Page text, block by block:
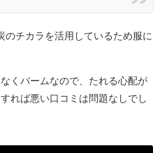
のチカラを活用しているため服に
くバームなので、たれる心配が
れば悪い口コミは問題なしでし